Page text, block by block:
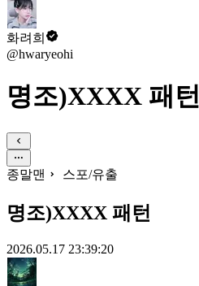
화려희
@hwaryeohi
명조)XXXX 패턴
종말맨 스포/유출
명조)XXXX 패턴
2026.05.17 23:39:20